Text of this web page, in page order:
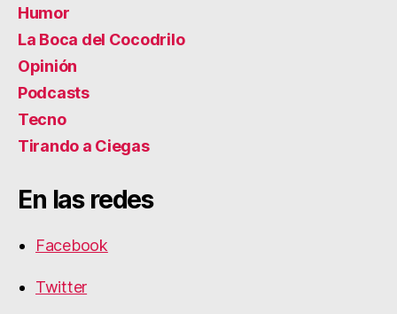
Humor
La Boca del Cocodrilo
Opinión
Podcasts
Tecno
Tirando a Ciegas
En las redes
Facebook
Twitter